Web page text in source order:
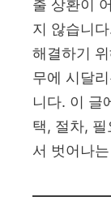
출 상환이
지 않습니
해결하기
무에 시달
니다. 이 글
택, 절차,
서 벗어나